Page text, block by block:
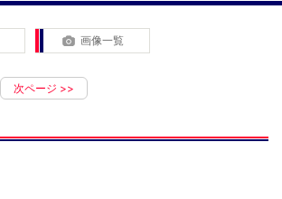
画像一覧
次ページ >>